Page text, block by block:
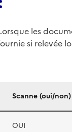
les
si relevée
Scanne (oui/non)
OUI